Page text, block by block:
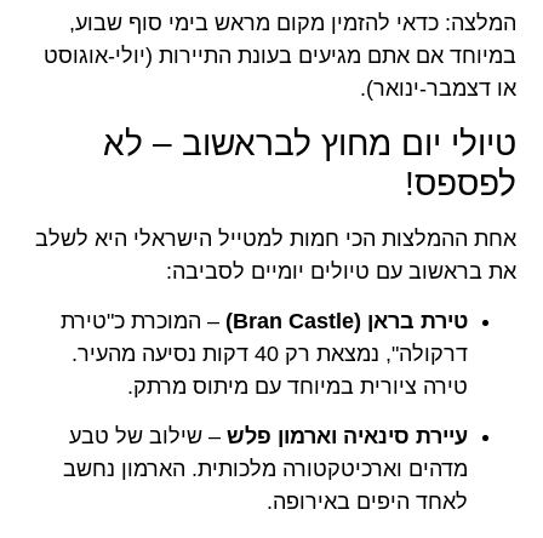
המלצה: כדאי להזמין מקום מראש בימי סוף שבוע,
במיוחד אם אתם מגיעים בעונת התיירות (יולי-אוגוסט
או דצמבר-ינואר).
טיולי יום מחוץ לבראשוב – לא
לפספס!
אחת ההמלצות הכי חמות למטייל הישראלי היא לשלב
את בראשוב עם טיולים יומיים לסביבה:
טירת בראן (Bran Castle)
– המוכרת כ"טירת
דרקולה", נמצאת רק 40 דקות נסיעה מהעיר.
טירה ציורית במיוחד עם מיתוס מרתק.
עיירת סינאיה וארמון פלש – שילוב של טבע
מדהים וארכיטקטורה מלכותית. הארמון נחשב
לאחד היפים באירופה.